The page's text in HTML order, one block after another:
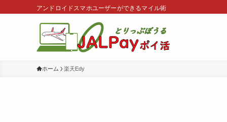
アンドロイドスマホユーザーができるマイル術
ホーム 楽天Edy